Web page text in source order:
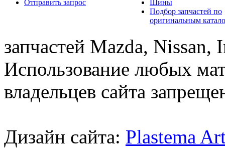
Отправить запрос
Шины
Подбор запчастей по
оригинальным
запчастей Mazda,
Использование любых
владельцев сайта
Дизайн сайта: Plastema